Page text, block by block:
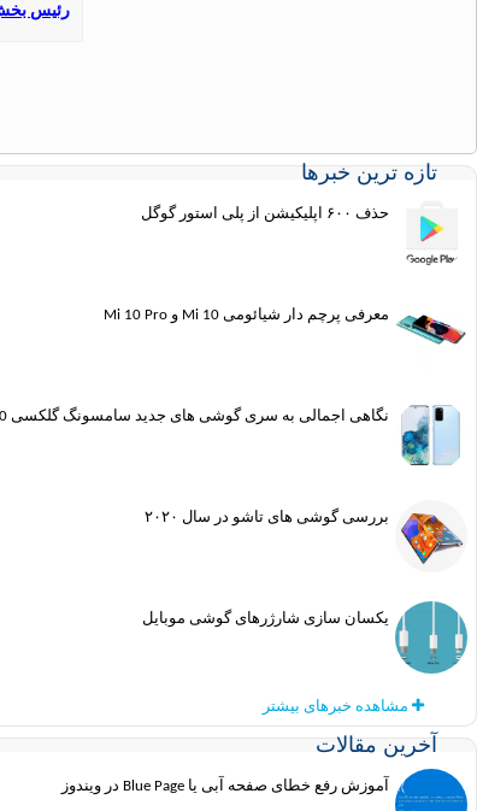
رئیس بخش
تازه ترین خبرها
حذف ۶۰۰ اپلیکیشن از پلی استور گوگل
معرفی پرچم دار شیائومی Mi 10 و Mi 10 Pro
نگاهی اجمالی به سری گوشی های جدید سامسونگ گلکسی S20
بررسی گوشی های تاشو در سال ۲۰۲۰
یکسان سازی شارژرهای گوشی موبایل
مشاهده خبرهای بیشتر
آخرین مقالات
آموزش رفع خطای صفحه آبی یا Blue Page در ویندوز